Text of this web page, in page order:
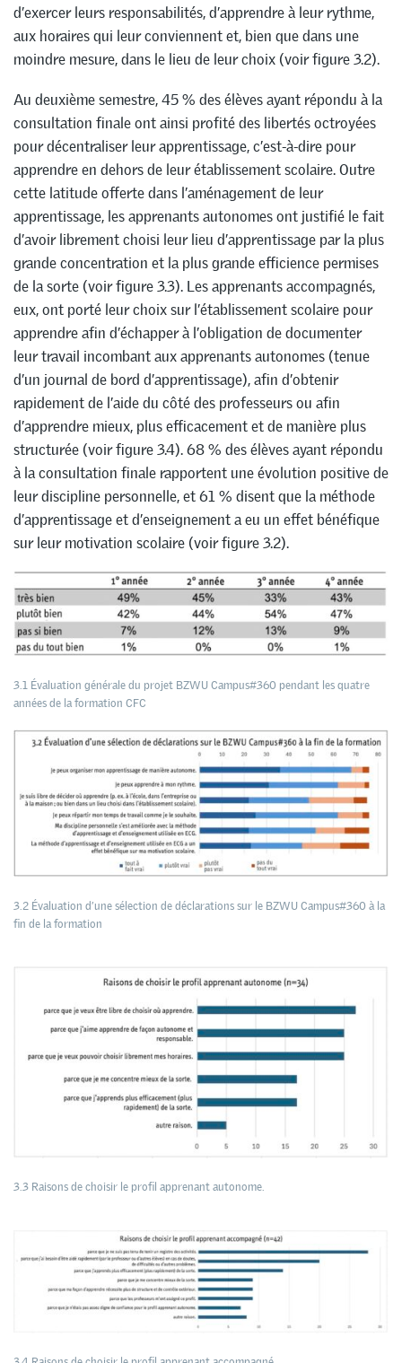
d’exercer leurs responsabilités, d’apprendre à leur rythme,
aux horaires qui leur conviennent et, bien que dans une
moindre mesure, dans le lieu de leur choix (voir figure 3.2).
Au deuxième semestre, 45 % des élèves ayant répondu à la
consultation finale ont ainsi profité des libertés octroyées
pour décentraliser leur apprentissage, c’est-à-dire pour
apprendre en dehors de leur établissement scolaire. Outre
cette latitude offerte dans l’aménagement de leur
apprentissage, les apprenants autonomes ont justifié le fait
d’avoir librement choisi leur lieu d’apprentissage par la plus
grande concentration et la plus grande efficience permises
de la sorte (voir figure 3.3). Les apprenants accompagnés,
eux, ont porté leur choix sur l’établissement scolaire pour
apprendre afin d’échapper à l’obligation de documenter
leur travail incombant aux apprenants autonomes (tenue
d’un journal de bord d’apprentissage), afin d’obtenir
rapidement de l’aide du côté des professeurs ou afin
d’apprendre mieux, plus efficacement et de manière plus
structurée (voir figure 3.4). 68 % des élèves ayant répondu
à la consultation finale rapportent une évolution positive de
leur discipline personnelle, et 61 % disent que la méthode
d’apprentissage et d’enseignement a eu un effet bénéfique
sur leur motivation scolaire (voir figure 3.2).
3.1 Évaluation générale du projet BZWU Campus#360 pendant les quatre
années de la formation CFC
3.2 Évaluation d’une sélection de déclarations sur le BZWU Campus#360 à la
fin de la formation
3.3 Raisons de choisir le profil apprenant autonome.